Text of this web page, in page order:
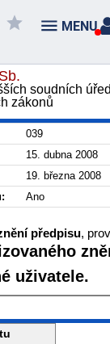
soudních
zákonů
039
15. dubna 2008
19. března 2008
Ano
předpisu,
uživatele.
MENU